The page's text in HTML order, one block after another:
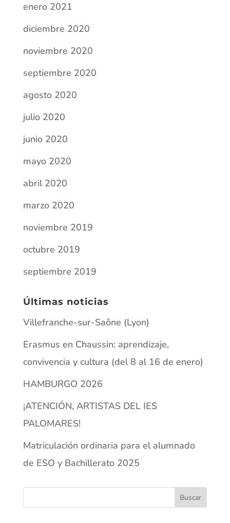
enero 2021
diciembre 2020
noviembre 2020
septiembre 2020
agosto 2020
julio 2020
junio 2020
mayo 2020
abril 2020
marzo 2020
noviembre 2019
octubre 2019
septiembre 2019
Últimas noticias
Villefranche-sur-Saône (Lyon)
Erasmus en Chaussin: aprendizaje,
convivencia y cultura (del 8 al 16 de enero)
HAMBURGO 2026
¡ATENCIÓN, ARTISTAS DEL IES
PALOMARES!
Matriculación ordinaria para el alumnado
de ESO y Bachillerato 2025